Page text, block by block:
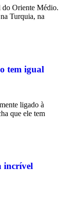
do Oriente Médio.
Turquia, na
tem igual
ligado à
que ele tem
incrível